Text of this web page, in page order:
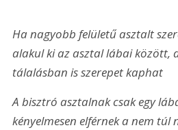
Ha nagyobb felületű asztalt
alakul ki az asztal lábai között,
tálalásban is szerepet kaphat
A bisztró asztalnak csak egy
kényelmesen elférnek a nem túl